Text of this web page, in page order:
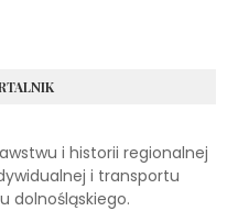
i historii regionalnej
i transportu
dolnośląskiego.